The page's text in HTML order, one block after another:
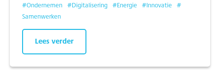
#Ondernemen #Digitalisering #Energie #Innovatie #
Samenwerken
Lees verder